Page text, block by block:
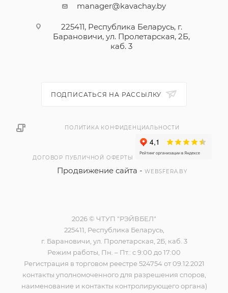
manager@kavachay.by
225411, Республика Беларусь, г.
Барановичи, ул. Пролетарская, 2Б,
каб. 3
ПОДПИСАТЬСЯ НА РАССЫЛКУ
ПОЛИТИКА КОНФИДЕНЦИАЛЬНОСТИ
ДОГОВОР ПУБЛИЧНОЙ ОФЕРТЫ
Продвижение сайта -WEBSFERA.BY
2026 © ЧТУП "РЭЙВБЕЛ"
225411, Республика Беларусь,
г. Барановичи, ул. Пролетарская, 2Б, каб. 3
Режим работы, Пн. – Пт.: с 9:00 до 17:00
Регистрация в торговом реестре 524754 от 09.12.2021
контакты уполномоченного для разрешения споров,
наименование и контакты контролирующего органа)